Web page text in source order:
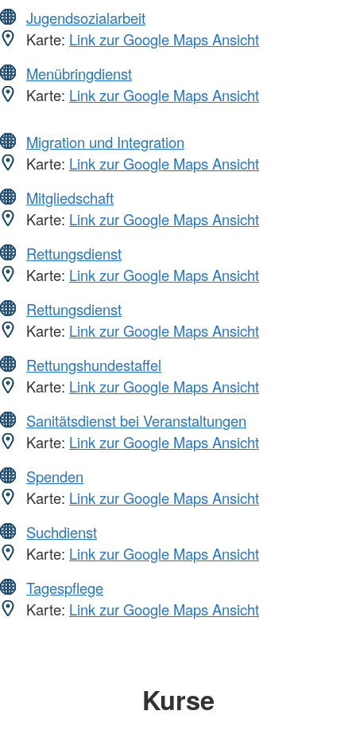
Jugendsozialarbeit
Karte: Link zur Google Maps Ansicht
Menübringdienst
Karte: Link zur Google Maps Ansicht
Migration und Integration
Karte: Link zur Google Maps Ansicht
Mitgliedschaft
Karte: Link zur Google Maps Ansicht
Rettungsdienst
Karte: Link zur Google Maps Ansicht
Rettungsdienst
Karte: Link zur Google Maps Ansicht
Rettungshundestaffel
Karte: Link zur Google Maps Ansicht
Sanitätsdienst bei Veranstaltungen
Karte: Link zur Google Maps Ansicht
Spenden
Karte: Link zur Google Maps Ansicht
Suchdienst
Karte: Link zur Google Maps Ansicht
Tagespflege
Karte: Link zur Google Maps Ansicht
Kurse